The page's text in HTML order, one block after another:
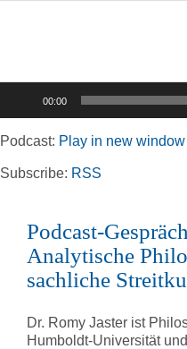
Rubriken
Kortizes Website
00:00
Podcast: Play in new window
Subscribe: RSS
Podcast-
Analytische
sachliche
Dr. Romy Jaster ist
Humboldt-Universität